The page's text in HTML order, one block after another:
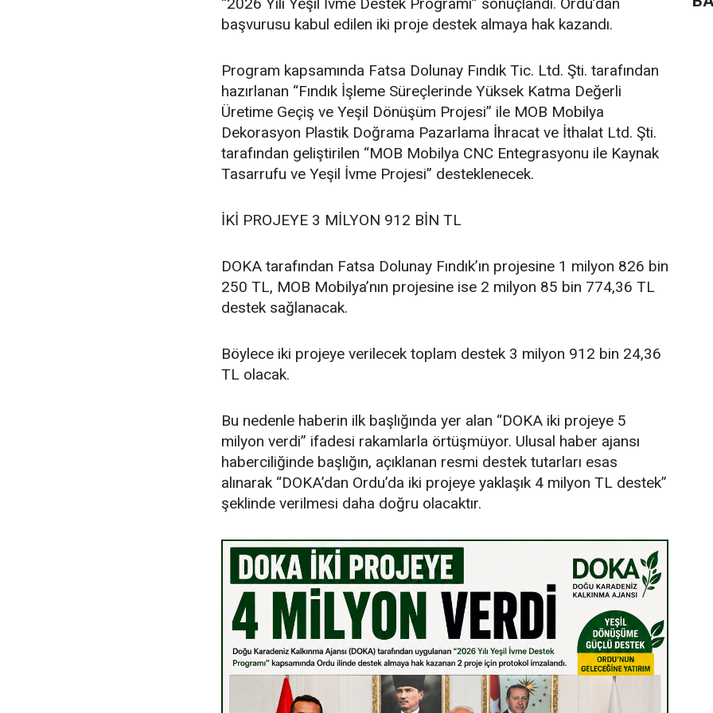
başvurusu kabul edilen iki proje destek almaya hak kazandı.
Program kapsamında Fatsa Dolunay Fındık Tic. Ltd. Şti. tarafından
hazırlanan “Fındık İşleme Süreçlerinde Yüksek Katma Değerli
Üretime Geçiş ve Yeşil Dönüşüm Projesi” ile MOB Mobilya
Dekorasyon Plastik Doğrama Pazarlama İhracat ve İthalat Ltd. Şti.
tarafından geliştirilen “MOB Mobilya CNC Entegrasyonu ile Kaynak
Tasarrufu ve Yeşil İvme Projesi” desteklenecek.
İKİ PROJEYE 3 MİLYON 912 BİN TL
DOKA tarafından Fatsa Dolunay Fındık’ın projesine 1 milyon 826 bin
250 TL, MOB Mobilya’nın projesine ise 2 milyon 85 bin 774,36 TL
destek sağlanacak.
Böylece iki projeye verilecek toplam destek 3 milyon 912 bin 24,36
TL olacak.
Bu nedenle haberin ilk başlığında yer alan “DOKA iki projeye 5
milyon verdi” ifadesi rakamlarla örtüşmüyor. Ulusal haber ajansı
haberciliğinde başlığın, açıklanan resmi destek tutarları esas
alınarak “DOKA’dan Ordu’da iki projeye yaklaşık 4 milyon TL destek”
şeklinde verilmesi daha doğru olacaktır.